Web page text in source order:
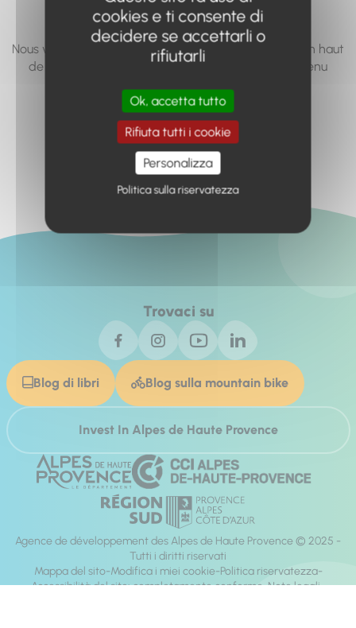
Nous vous invitons à utiliser le moteur de recherche en haut
de page, ou à utiliser le menu pour trouver le contenu
Retour à l'accueil
Trovaci su
Blog di libri Blog sulla mountain bike
Invest In Alpes de Haute Provence
Agence de développement des Alpes de Haute Provence © 2025 -
Tutti i diritti riservati
Mappa del sito Modifica i miei cookie Politica riservatezza
Accessibilità del sito: completamente conforme Note legali
cookies e ti consente di
decidere se accettarli o
rifiutarli
Ok, accetta tutto
Rifiuta tutti i cookie
Personalizza
Politica sulla riservatezza